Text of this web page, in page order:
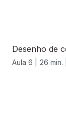
Desenho de
Aula 6 | 26 min. |